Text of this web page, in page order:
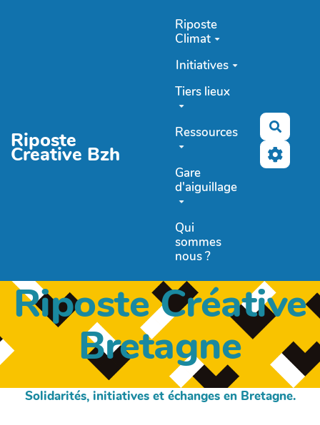
Riposte
Creative Bzh
Riposte
Climat
Initiatives
Tiers lieux
Ressources
Gare
d'aiguillage
Qui
sommes
nous ?
Riposte Créative
Bretagne
Solidarités, initiatives et échanges en Bretagne.